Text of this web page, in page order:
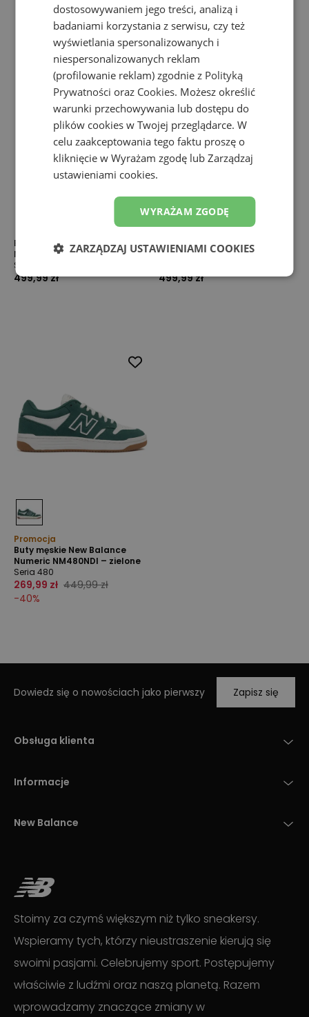
Buty męskie New Balance
Numeric NM480SWG – beżowe
Seria 480
499,99 zł
Buty męskie New Balance
Numeric NM480SBW – czarne
499,99 zł
Promocja
Buty męskie New Balance
Numeric NM480NDI – zielone
Seria 480
269,99 zł 449,99 zł
-40%
Dowiedz się o nowościach jako pierwszy Zapisz się
Obsługa klienta
Informacje
New Balance
Stoimy za czymś większym niż tylko sneakersy.
Wspieramy tych, którzy nieustraszenie kierują się
swoimi pasjami. Celebrujemy sport. Postępujemy
właściwie z ludźmi oraz naszą planetą. Razem
wprowadzamy znaczące zmiany w
dostosowywaniem jego treści, analizą i
badaniami korzystania z serwisu, czy też
wyświetlania spersonalizowanych i
niespersonalizowanych reklam
(profilowanie reklam) zgodnie z Polityką
Prywatności oraz Cookies. Możesz określić
warunki przechowywania lub dostępu do
plików cookies w Twojej przeglądarce. W
celu zaakceptowania tego faktu proszę o
kliknięcie w Wyrażam zgodę lub Zarządzaj
ustawieniami cookies.
WYRAŻAM ZGODĘ
ZARZĄDZAJ USTAWIENIAMI COOKIES